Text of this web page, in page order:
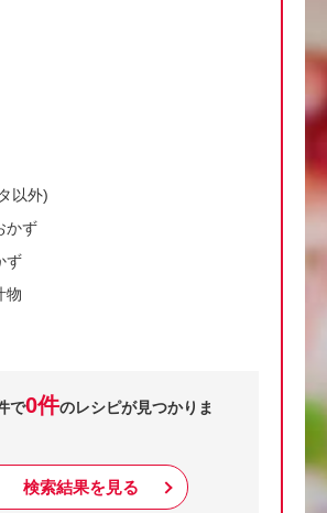
以外)
かず
ず
物
で0件のレシピが見つかりま
検索結果を見る